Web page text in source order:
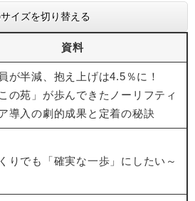
イズを切り替える
資料
が半減、抱え上げは4.5％に！
の苑」が歩んできたノーリフティ
導入の劇的成果と定着の秘訣
りでも「確実な一歩」にしたい～